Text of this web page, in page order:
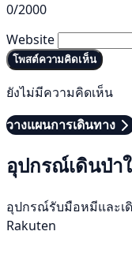
0/2000
Website
โพสต์ความคิดเห็น
ยังไม่มีความคิดเห็น
วางแผนการเดินทาง
อุปกรณ์เดินป่า
อุปกรณ์รับมือหมีและเ
Rakuten